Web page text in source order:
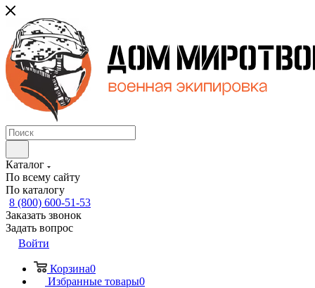
Каталог
По всему сайту
По каталогу
8 (800) 600-51-53
Заказать звонок
Задать вопрос
Войти
Корзина0
Избранные товары0